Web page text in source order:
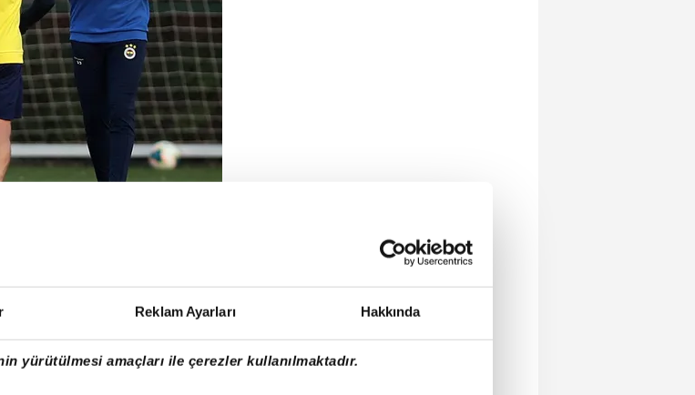
Reklam Ayarları Hakkında
yürütülmesi amaçları ile çerezler kullanılmaktadır.
serisini
isteyeceğini, bu
risk alacağını